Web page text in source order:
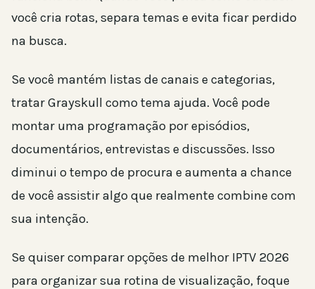
você cria rotas, separa temas e evita ficar perdido
na busca.
Se você mantém listas de canais e categorias,
tratar Grayskull como tema ajuda. Você pode
montar uma programação por episódios,
documentários, entrevistas e discussões. Isso
diminui o tempo de procura e aumenta a chance
de você assistir algo que realmente combine com
sua intenção.
Se quiser comparar opções de melhor IPTV 2026
para organizar sua rotina de visualização, foque